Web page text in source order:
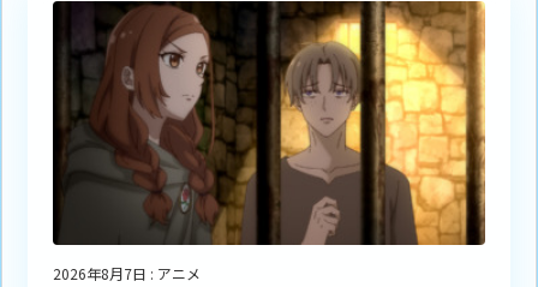
2026年8月7日 : アニメ